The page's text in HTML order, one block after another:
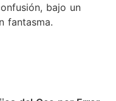
bajo un
fantasma.